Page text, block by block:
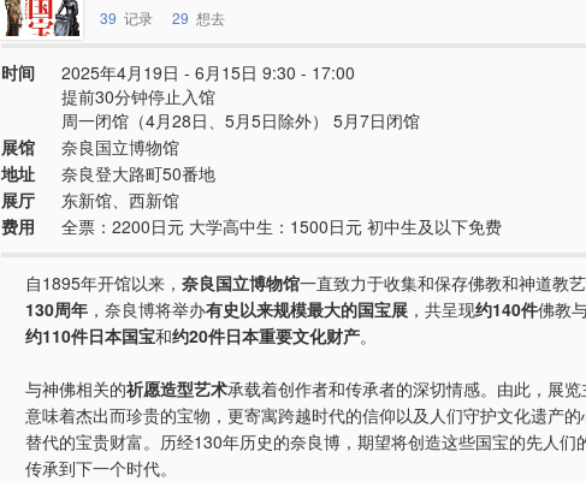
39 记录 29 想去
时间
2025年4月19日 - 6月15日 9:30 - 17:00
提前30分钟停止入馆
周一闭馆（4月28日、5月5日除外） 5月7日闭馆
展馆
奈良国立博物馆
地址
奈良登大路町50番地
展厅
东新馆、西新馆
费用
全票：2200日元 大学高中生：1500日元 初中生及以下免费
自1895年开馆以来， 奈良国立博物馆一直致力于收集和保存佛教和神道教
130周年 ，奈良博将举办有史以来规模最大的国宝展 ，共呈现约140件佛教
约110件日本国宝和约20件日本重要文化财产。
与神佛相关的祈愿造型艺术承载着创作者和传承者的深切情感。由此，展览
意味着杰出而珍贵的宝物，更寄寓跨越时代的信仰以及人们守护文化遗产
替代的宝贵财富。历经130年历史的奈良博，期望将创造这些国宝的先人们
传承到下一个时代。